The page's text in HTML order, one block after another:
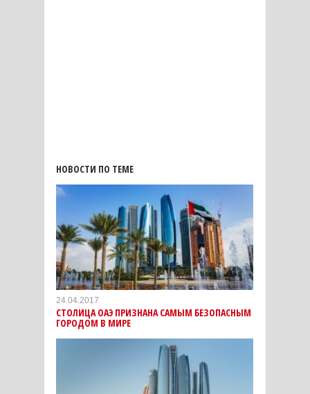
НОВОСТИ ПО ТЕМЕ
24.04.2017
СТОЛИЦА ОАЭ ПРИЗНАНА САМЫМ БЕЗОПАСНЫМ
ГОРОДОМ В МИРЕ